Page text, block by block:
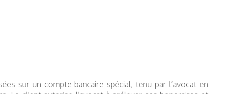
sur un compte bancaire spécial, tenu par l’avocat en